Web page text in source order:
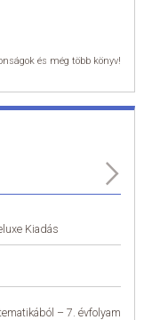
és még több könyv!
Kiadás
– 7. évfolyam